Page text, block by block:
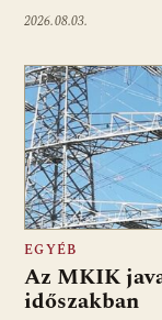
2026.08.03.
EGYÉB
Az MKIK
időszakban